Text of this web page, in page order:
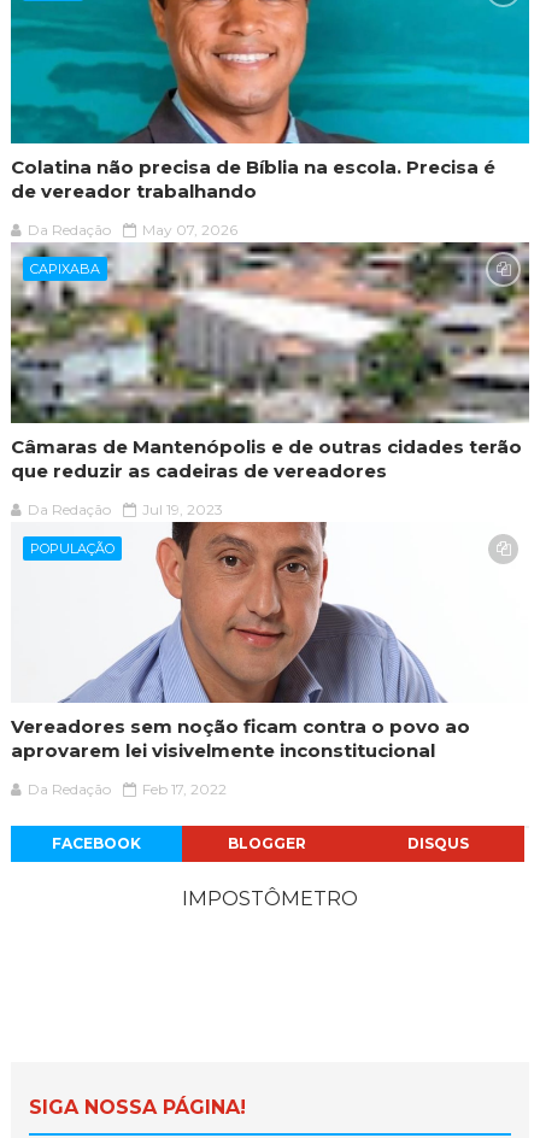
Colatina não precisa de Bíblia na escola. Precisa é
de vereador trabalhando
Da Redação May 07, 2026
CAPIXABA
Câmaras de Mantenópolis e de outras cidades terão
que reduzir as cadeiras de vereadores
Da Redação Jul 19, 2023
POPULAÇÃO
Vereadores sem noção ficam contra o povo ao
aprovarem lei visivelmente inconstitucional
Da Redação Feb 17, 2022
FACEBOOK BLOGGER DISQUS
IMPOSTÔMETRO
SIGA NOSSA PÁGINA!